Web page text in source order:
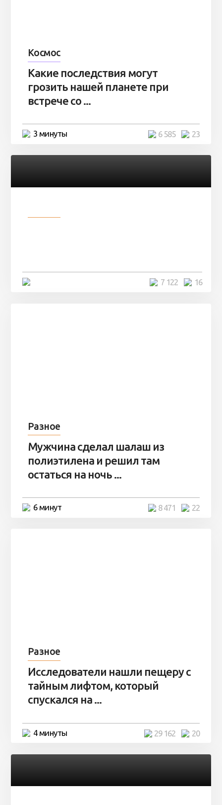
Космос
Какие последствия могут
грозить нашей планете при
встрече со ...
3 минуты 23
6 585
16
7 122
Разное
Мужчина сделал шалаш из
полиэтилена и решил там
остаться на ночь ...
6 минут 22
8 471
Разное
Исследователи нашли пещеру с
тайным лифтом, который
спускался на ...
4 минуты 20
29 162